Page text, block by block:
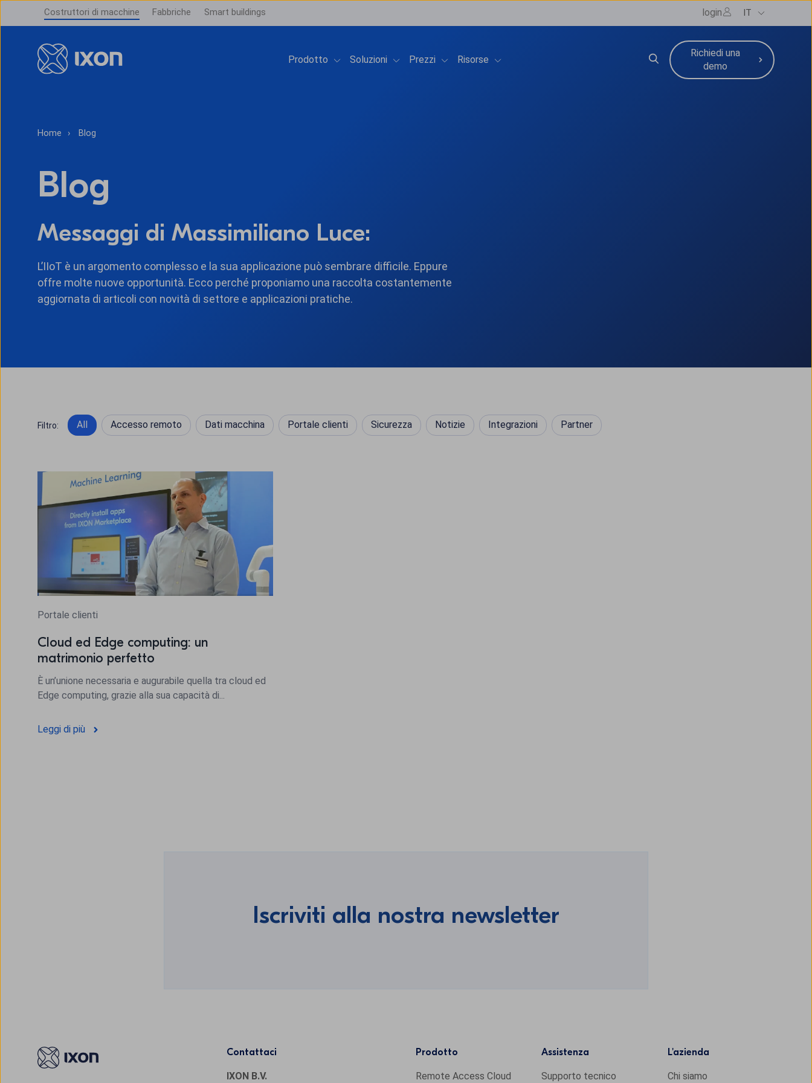
Costruttori di macchine Fabbriche Smart buildings login IT
Prodotto Show submenu for Prodotto
Soluzioni Show submenu for Soluzioni
Prezzi Show submenu for Prezzi
Risorse Show submenu for Risorse
Richiedi una
demo
Home Blog
Blog
Messaggi di Massimiliano Luce:
L’IIoT è un argomento complesso e la sua applicazione può sembrare difficile. Eppure
offre molte nuove opportunità. Ecco perché proponiamo una raccolta costantemente
aggiornata di articoli con novità di settore e applicazioni pratiche.
Filtro: All Accesso remoto Dati macchina Portale clienti Sicurezza Notizie Integrazioni Partner
Portale clienti
Cloud ed Edge computing: un
matrimonio perfetto
È un’unione necessaria e augurabile quella tra cloud ed
Edge computing, grazie alla sua capacità di...
Leggi di più
Iscriviti alla nostra newsletter
Contattaci
IXON B.V.
Prodotto
Remote Access Cloud
Assistenza
Supporto tecnico
L'azienda
Chi siamo